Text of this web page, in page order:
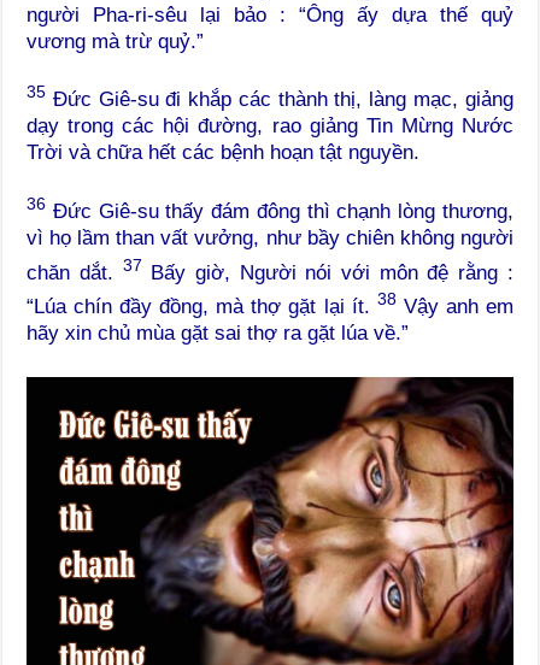
người Pha-ri-sêu lại bảo : “Ông ấy dựa thế quỷ
vương mà trừ quỷ.”
35 Đức Giê-su đi khắp các thành thị, làng mạc, giảng
dạy trong các hội đường, rao giảng Tin Mừng Nước
Trời và chữa hết các bệnh hoạn tật nguyền.
36 Đức Giê-su thấy đám đông thì chạnh lòng thương,
vì họ lầm than vất vưởng, như bầy chiên không người
chăn dắt. 37 Bấy giờ, Người nói với môn đệ rằng :
“Lúa chín đầy đồng, mà thợ gặt lại ít. 38Vậy anh em
hãy xin chủ mùa gặt sai thợ ra gặt lúa về.”